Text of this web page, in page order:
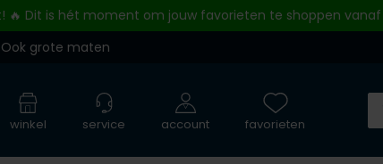
🔥 Dit is hét moment om jouw favorieten te shoppen vanaf
Ook grote maten
winkel service account favorieten